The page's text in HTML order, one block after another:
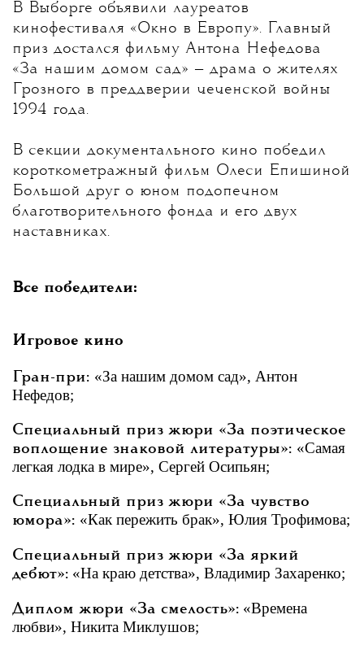
В Выборге объявили лауреатов
кинофестиваля «Окно в Европу». Главный
приз достался фильму Антона Нефедова
«За нашим домом сад» — драма о жителях
Грозного в преддверии чеченской войны
1994 года.
В секции документального кино победил
короткометражный фильм Олеси Епишиной
Большой друг о юном подопечном
благотворительного фонда и его двух
наставниках.
Все победители:
Игровое кино
Гран-при: «За нашим домом сад», Антон
Нефедов;
Специальный приз жюри «За поэтическое
воплощение знаковой литературы»: «Самая
легкая лодка в мире», Сергей Осипьян;
Специальный приз жюри «За чувство
юмора»: «Как пережить брак», Юлия Трофимова;
Специальный приз жюри «За яркий
дебют»: «На краю детства», Владимир Захаренко;
Диплом жюри «За смелость»: «Времена
любви», Никита Миклушов;